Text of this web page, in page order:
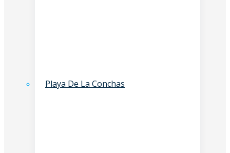
Playa De La Conchas